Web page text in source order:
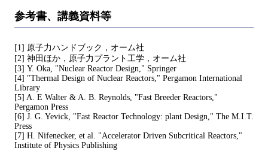
参考書、講義資料等
[1] 原子力ハンドブック，オーム社
[2] 神田ほか，原子力プラント工学，オーム社
[3] Y. Oka, "Nuclear Reactor Design," Springer
[4] "Thermal Design of Nuclear Reactors," Pergamon International
Library
[5] A. E Walter & A. B. Reynolds, "Fast Breeder Reactors,"
Pergamon Press
[6] J. G. Yevick, "Fast Reactor Technology: plant Design," The M.I.T.
Press
[7] H. Nifenecker, et al. "Accelerator Driven Subcritical Reactors,"
Institute of Physics Publishing